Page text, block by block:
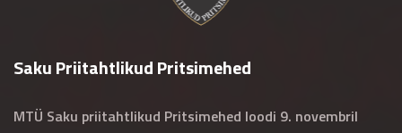
Saku Priitahtlikud Pritsimehed
MTÜ Saku priitahtlikud Pritsimehed loodi 9. novembril